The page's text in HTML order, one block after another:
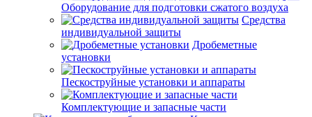
Оборудование для подготовки сжатого воздуха
Средства
индивидуальной защиты
Дробеметные
установки
Пескоструйные установки и аппараты
Комплектующие и запасные части